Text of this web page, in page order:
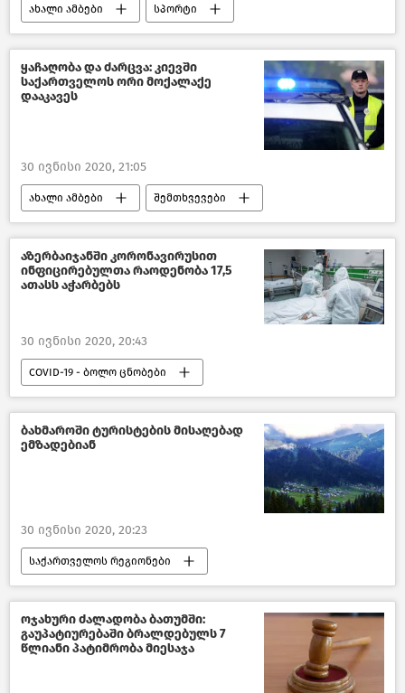
ახალი ამბები სპორტი
ყაჩაღობა და ძარცვა: კიევში
საქართველოს ორი მოქალაქე
დააკავეს
30 ივნისი 2020, 21:05
ახალი ამბები შემთხვევები
საქართველო
აზერბაიჯანში კორონავირუსით
ინფიცირებულთა რაოდენობა 17,5
ათასს აჭარბებს
30 ივნისი 2020, 20:43
COVID-19 - ბოლო ცნობები
ახალი ამბები კავკასია
ბახმაროში ტურისტების მისაღებად
ემზადებიან
30 ივნისი 2020, 20:23
საქართველოს რეგიონები
ახალი ამბები
ტურიზმი საქართველოში
ოჯახური ძალადობა ბათუმში:
გაუპატიურებაში ბრალდებულს 7
წლიანი პატიმრობა მიესაჯა